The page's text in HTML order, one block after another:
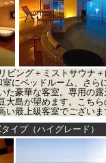
ビング＋ミストサウナ＋
にベッドルーム、さら
た豪華な客室。専用の
大島が望めます。こちら
最上級客室でございま
イプ（ハイグレード）